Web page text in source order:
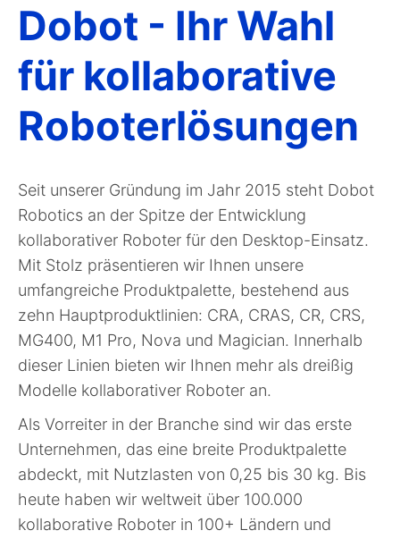
Dobot - Ihr Wahl
für kollaborative
Roboterlösungen
Seit unserer Gründung im Jahr 2015 steht Dobot
Robotics an der Spitze der Entwicklung
kollaborativer Roboter für den Desktop-Einsatz.
Mit Stolz präsentieren wir Ihnen unsere
umfangreiche Produktpalette, bestehend aus
zehn Hauptproduktlinien: CRA, CRAS, CR, CRS,
MG400, M1 Pro, Nova und Magician. Innerhalb
dieser Linien bieten wir Ihnen mehr als dreißig
Modelle kollaborativer Roboter an.
Als Vorreiter in der Branche sind wir das erste
Unternehmen, das eine breite Produktpalette
abdeckt, mit Nutzlasten von 0,25 bis 30 kg. Bis
heute haben wir weltweit über 100.000
kollaborative Roboter in 100+ Ländern und